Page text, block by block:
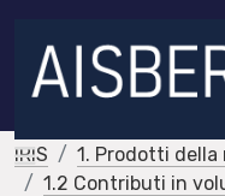
IRIS
1. Prodotti
1.2 Contributi in